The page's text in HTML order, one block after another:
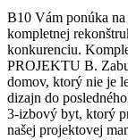
B10 Vám ponúka
kompletnej
konkurenciu.
PROJEKTU B.
domov, ktorý nie je
dizajn do
3-izbový byt, ktorý
našej projektovej